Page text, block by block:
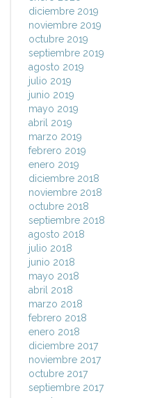
diciembre 2019
noviembre 2019
octubre 2019
septiembre 2019
agosto 2019
julio 2019
junio 2019
mayo 2019
abril 2019
marzo 2019
febrero 2019
enero 2019
diciembre 2018
noviembre 2018
octubre 2018
septiembre 2018
agosto 2018
julio 2018
junio 2018
mayo 2018
abril 2018
marzo 2018
febrero 2018
enero 2018
diciembre 2017
noviembre 2017
octubre 2017
septiembre 2017